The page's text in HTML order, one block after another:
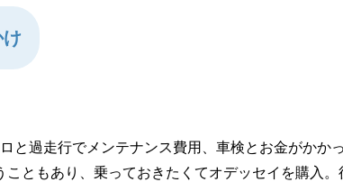
と過走行でメンテナンス費用、車検とお金がかか
ともあり、乗っておきたくてオデッセイを購入